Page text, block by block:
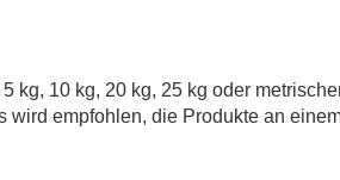
kg, 10 kg, 20 kg, 25 kg oder
empfohlen, die Produkte an